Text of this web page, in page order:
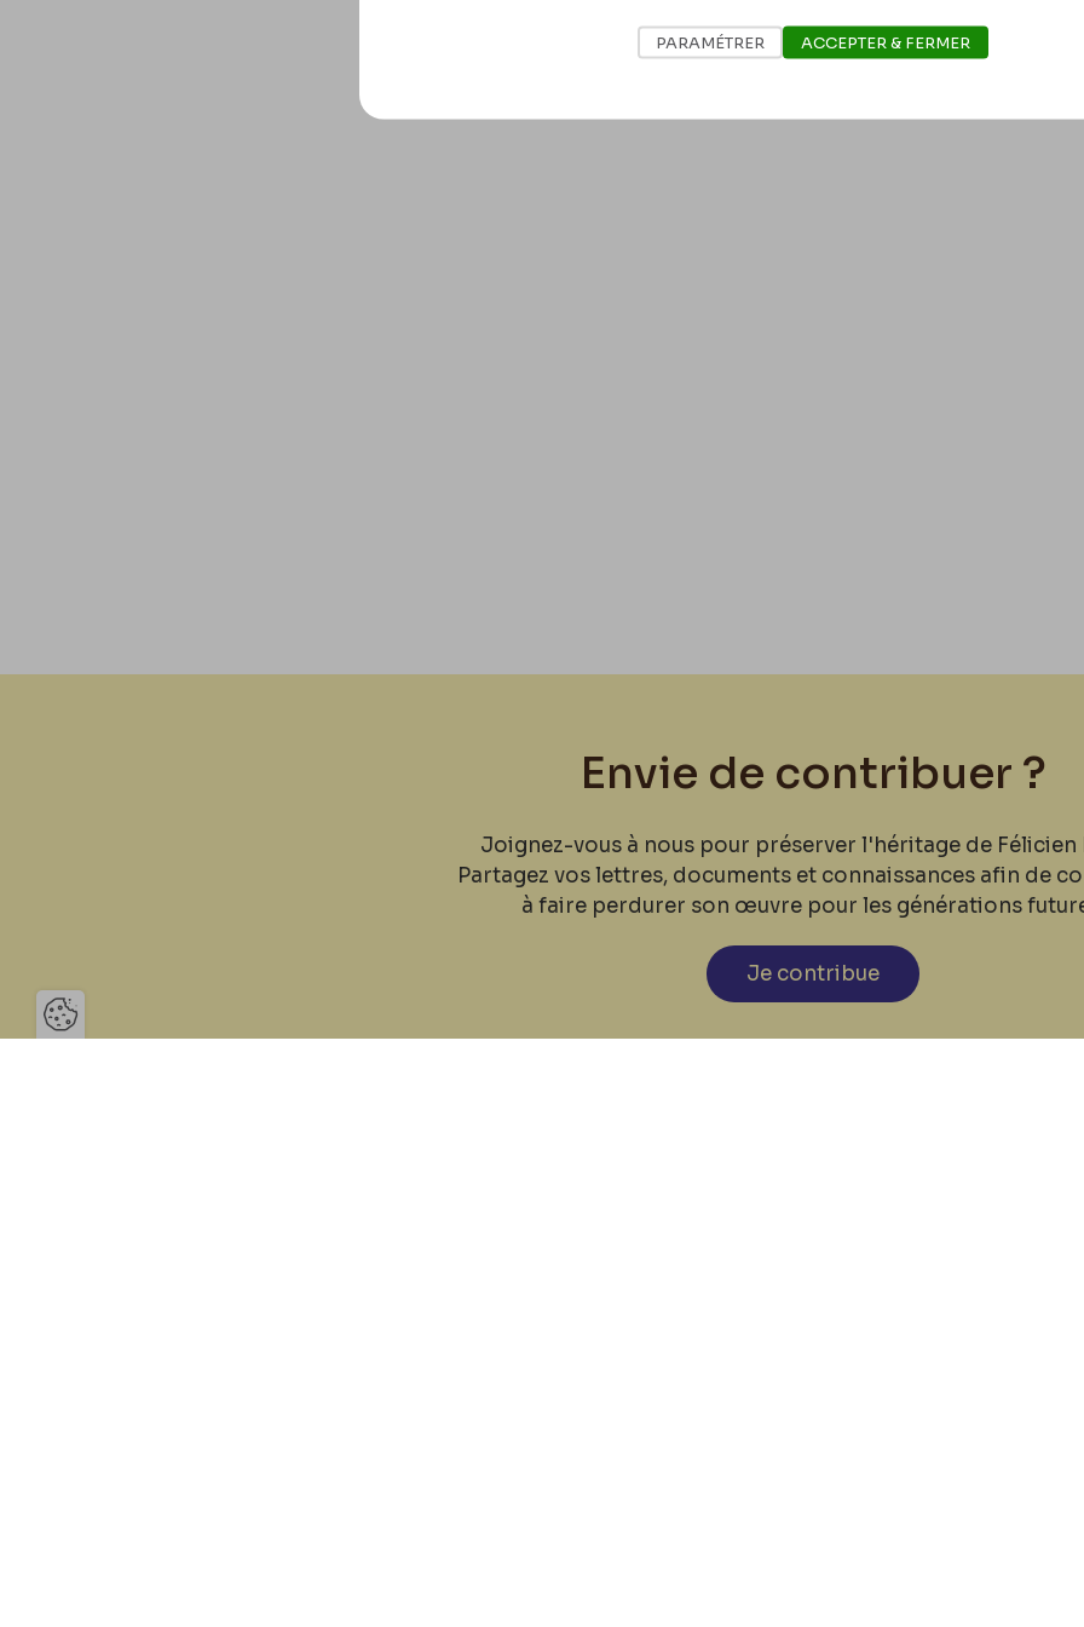
Envie de contribuer ?
Joignez-vous à nous pour préserver l'héritage de Félicien
Partagez vos lettres, documents et connaissances afin de
à faire perdurer son œuvre pour les générations
Je contribue
Ouvrir la barre de gestion des cookies
PARAMÉTRER ACCEPTER & FERMER